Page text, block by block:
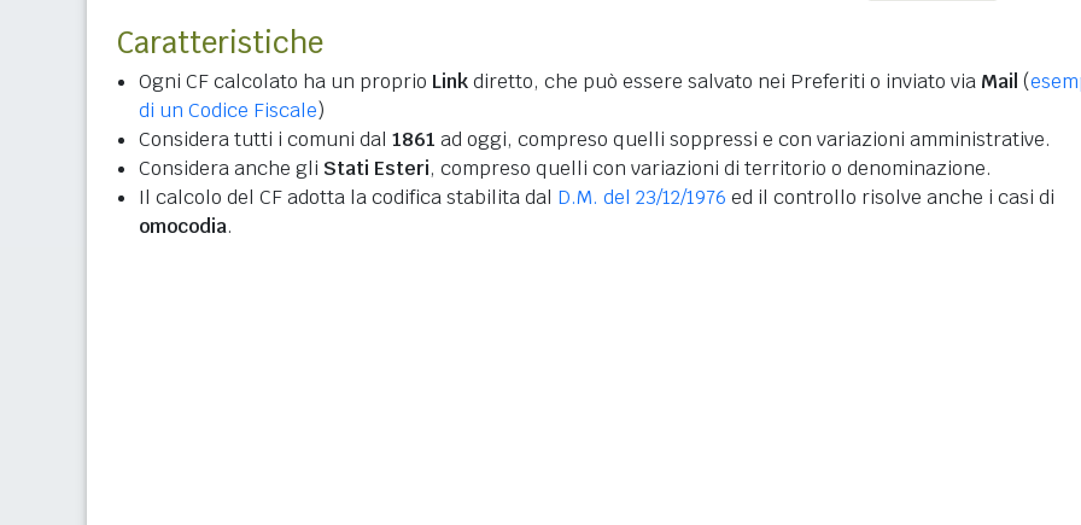
Caratteristiche
Ogni CF calcolato ha un proprio Linkdiretto, che può essere salvato nei Preferiti o inviato via Mail (
di un Codice Fiscale)
Considera tutti i comuni dal 1861 ad oggi, compreso quelli soppressi e con variazioni amministrative.
Considera anche gli Stati Esteri, compreso quelli con variazioni di territorio o denominazione.
Il calcolo del CF adotta la codifica stabilita dal D.M. del 23/12/1976 ed il controllo risolve anche i casi di
omocodia.